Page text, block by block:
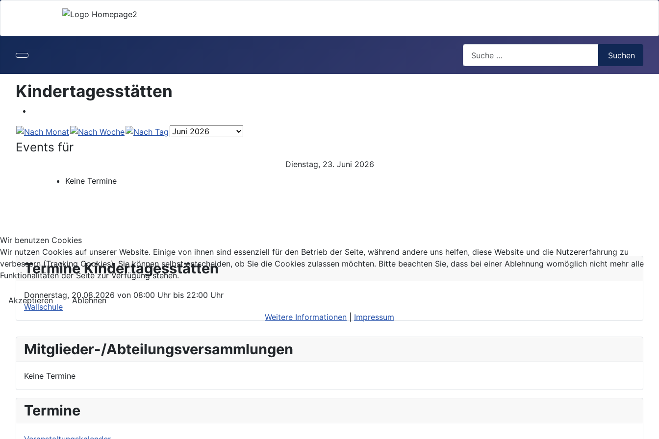
Suchen
Mitglieder-/Abteilungsversammlungen
Keine Termine
Termine
Kindertagesstätten
Events für
Dienstag, 23. Juni 2026
Keine Termine
Termine Kindertagesstätten
Donnerstag, 20.08.2026 von 08:00 Uhr bis 22:00 Uhr
Wallschule
Wir benutzen Cookies
Wir nutzen Cookies auf unserer Website. Einige von ihnen sind essenziell für den Betrieb der Seite, während andere uns helfen, diese Website und die Nutzererfahrung zu
verbessern (Tracking Cookies). Sie können selbst entscheiden, ob Sie die Cookies zulassen möchten. Bitte beachten Sie, dass bei einer Ablehnung womöglich nicht mehr alle
Funktionalitäten der Seite zur Verfügung stehen.
Akzeptieren
Ablehnen
Weitere Informationen
Impressum